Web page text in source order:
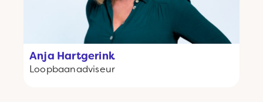
Anja Hartgerink
Loopbaanadviseur